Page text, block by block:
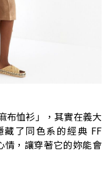
布恤衫」，其實在義大
了同色系的經典 FF
情，讓穿著它的妳能會